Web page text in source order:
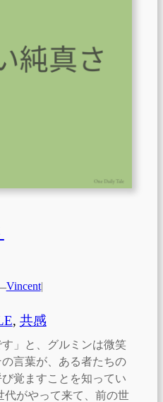
Vincent|
, 共感
す」と、グルミンは微笑
言葉が、ある者たちの
覚ますことを知ってい
代がやって来て、前の世